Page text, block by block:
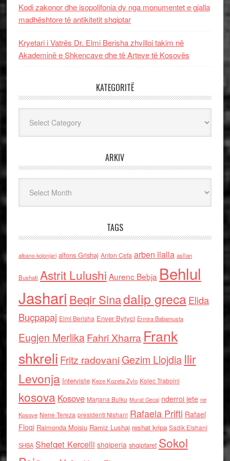
Kodi zakonor dhe isopolifonia dy nga monumentet e gjalla
madhështore të antikitetit shqiptar
Kryetari i Vatrës Dr. Elmi Berisha zhvilloi takim në
Akademinë e Shkencave dhe të Arteve të Kosovës
KATEGORITË
ARKIV
TAGS
albano kolonjari alfons Grishaj Anton Cefa arben llalla asllan
Bushati Astrit Lulushi Aurenc Bebja Behlul
Jashari Beqir Sinadalip grecaElida
Buçpapaj Elmi Berisha Enver Bytyci Ermira Babamusta
Eugjen MerlikaFahri Xharra Frank
shkreli Fritz radovaniGezim Llojdia Ilir
Levonja Interviste Keze Kozeta Zylo Kolec Traboini
kosova Kosove Marjana Bulku Murat Gecaj nderroi jete ne
Kosove Nene Tereza presidenti Nishani Rafaela Prifti Rafael
Floqi Raimonda Moisiu Ramiz Lushaj reshat kripa Sadik Elshani
SHBA Shefqet Kercelli shqiperia shqiptaret Sokol